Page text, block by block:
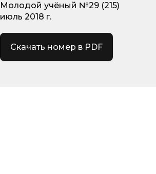
Молодой учёный №29 (215)
июль 2018 г.
Скачать номер в PDF